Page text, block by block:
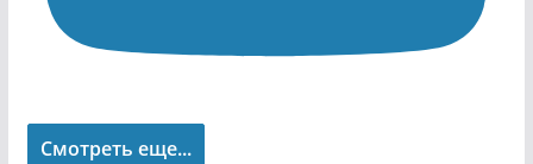
Смотреть еще...